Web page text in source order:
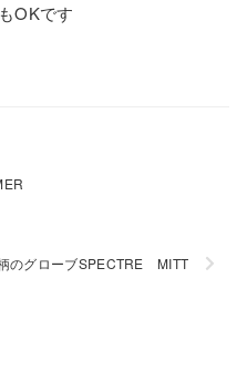
OKです
のグローブSPECTRE MITT